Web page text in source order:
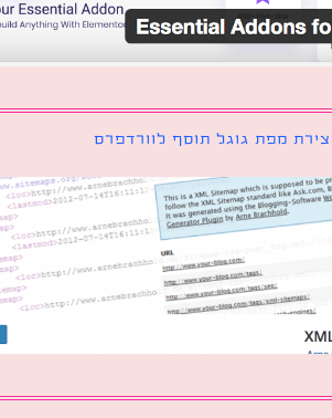
גוגל תוסף לוורדפרס